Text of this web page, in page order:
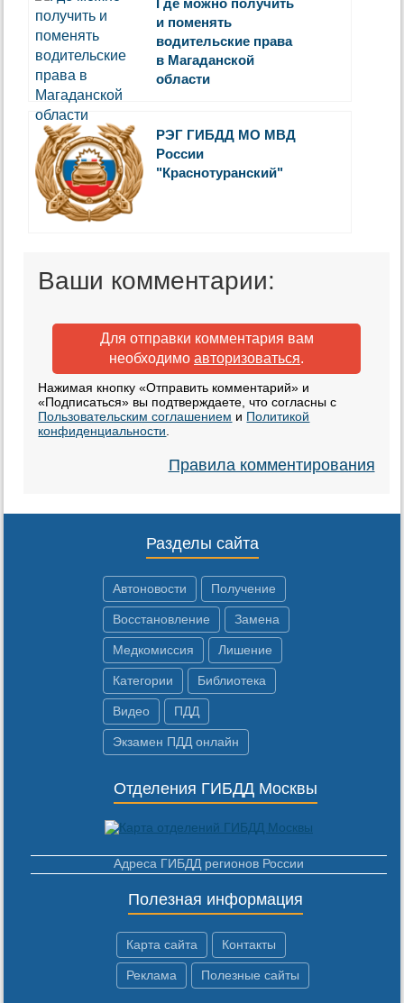
и поменять
водительские права
в Магаданской
области
РЭГ ГИБДД МО МВД
России
"Краснотуранский"
Ваши комментарии:
Для отправки комментария вам
необходимо авторизоваться.
Нажимая кнопку «Отправить комментарий» и
«Подписаться» вы подтверждаете, что согласны с
Пользовательским соглашением и Политикой
конфиденциальности
Правила комментирования
Разделы сайта
Автоновости Получение
Восстановление Замена
Медкомиссия Лишение
Категории Библиотека
Видео ПДД
Экзамен ПДД онлайн
Отделения ГИБДД Москвы
Адреса ГИБДД регионов России
Полезная информация
Карта сайта Контакты
Реклама Полезные сайты